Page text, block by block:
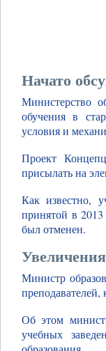
Начато
Министерство
обучения в
условия и
Проект
присылать на
Как известно,
принятой в
был отменен.
Министр
Об этом
учебных